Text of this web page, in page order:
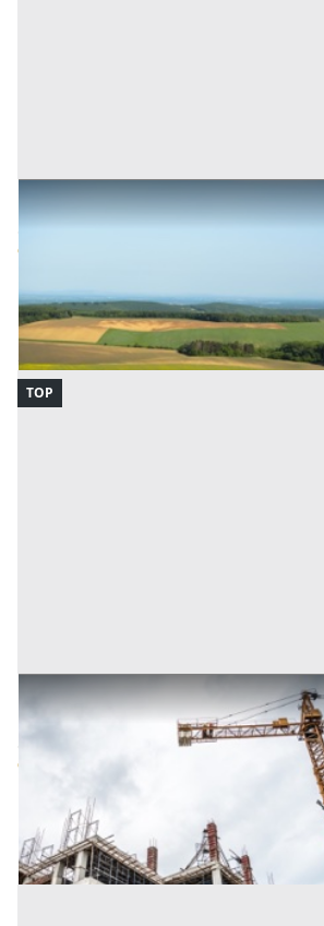
Terreni all'asta a Padova
99.600 €
Codice asta:BN5846913780
Asta chiusa
TOP
Porzione di Fabbricato in Corso di
all'asta a Padova
(Padova)
Offerta minima
93.750 €
Codice asta:
BN5846913778
Asta chiusa